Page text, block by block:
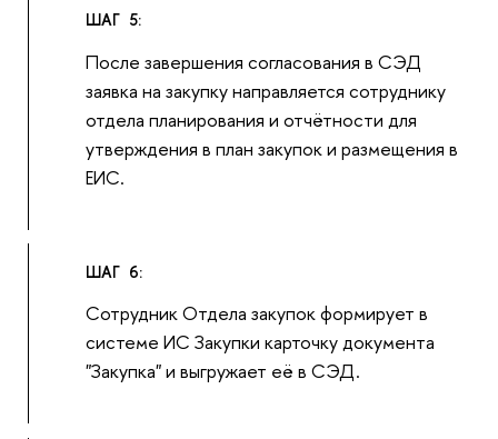
ШАГ 5:
После завершения согласования в СЭД
заявка на закупку направляется сотруднику
отдела планирования и отчётности для
утверждения в план закупок и размещения в
ЕИС.
ШАГ 6:
Сотрудник Отдела закупок формирует в
системе ИС Закупки карточку документа
"Закупка" и выгружает её в СЭД.